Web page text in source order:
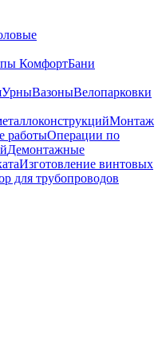
КомфортБани
УрныВазоныВелопарковки
Монтаж
работыОперации по
Демонтажные
Изготовление винтовых
для трубопроводов